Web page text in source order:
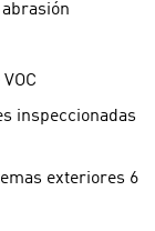
inspeccionadas
exteriores 6